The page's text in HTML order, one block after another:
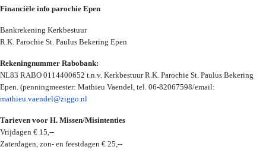
Financiële info parochie Epen
Bankrekening Kerkbestuur
R.K. Parochie St. Paulus Bekering Epen
Rekeningnummer Rabobank:
NL83 RABO 0114400652 t.n.v. Kerkbestuur R.K. Parochie St. Paulus Bekering
Epen. (penningmeester: Mathieu Vaendel, tel. 06-82067598/email:
mathieu.vaendel@ziggo.nl
Tarieven voor H. Missen/Misintenties
Vrijdagen € 15,--
Zaterdagen, zon- en feestdagen € 25,--